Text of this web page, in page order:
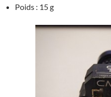
Poids : 15 g